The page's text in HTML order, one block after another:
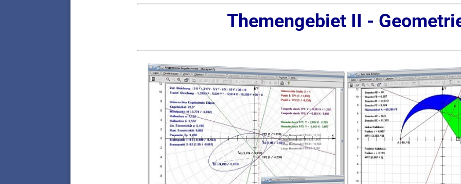
Themengebiet II -